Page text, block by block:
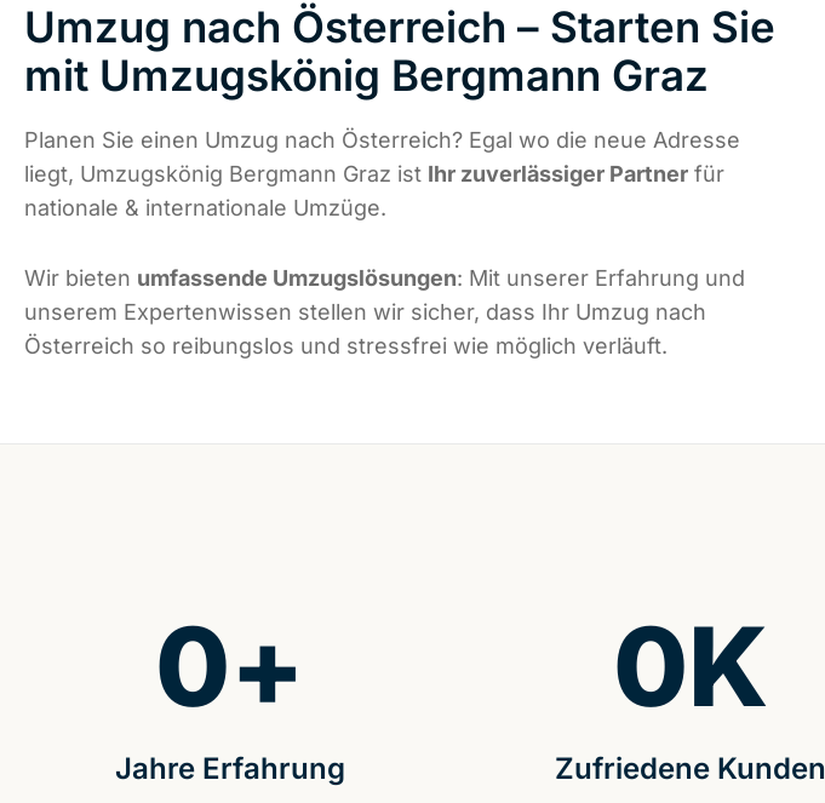
Umzug nach Österreich – Starten Sie
mit Umzugskönig Bergmann Graz
Planen Sie einen Umzug nach Österreich? Egal wo die neue Adresse
liegt, Umzugskönig Bergmann Graz ist Ihr zuverlässiger Partner für
nationale & internationale Umzüge.
Wir bieten umfassende Umzugslösungen: Mit unserer Erfahrung und
unserem Expertenwissen stellen wir sicher, dass Ihr Umzug nach
Österreich so reibungslos und stressfrei wie möglich verläuft.
Jahre Erfahrung
0+
Zufriedene Kunden
0K